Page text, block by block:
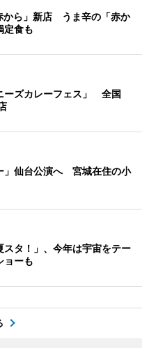
から」新店 うま辛の「赤か
定食も
ーズカレーフェス」 全国
」仙台公演へ 宮城在住の小
スタ！」、今年は宇宙をテー
ーも